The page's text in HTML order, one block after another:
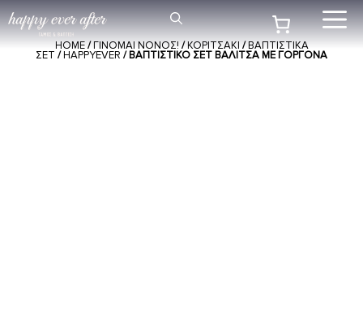
Μετάβαση
σε
περιεχόμενο
HOME/ΓΙΝΟΜΑΙ ΝΟΝΟΣ!/ΚΟΡΙΤΣΑΚΙ/ΒΑΠΤΙΣΤΙΚΑ
ΣΕΤ /HAPPYEVER / ΒΑΠΤΙΣΤΙΚΌ ΣΕΤ ΒΑΛΊΤΣΑ ΜΕ ΓΟΡΓΌΝΑ